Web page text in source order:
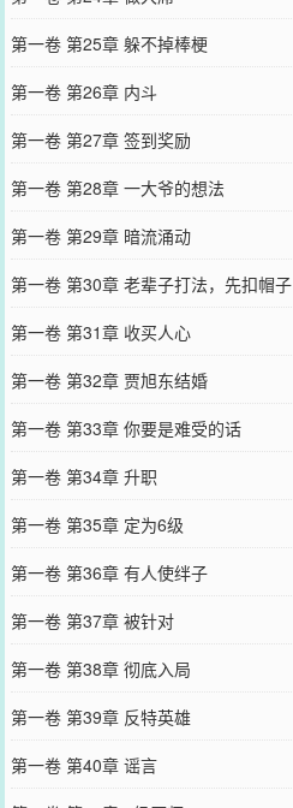
第一卷 第25章 躲不掉棒梗
第一卷 第26章 内斗
第一卷 第27章 签到奖励
第一卷 第28章 一大爷的想法
第一卷 第29章 暗流涌动
第一卷 第30章 老辈子打法，先扣帽子
第一卷 第31章 收买人心
第一卷 第32章 贾旭东结婚
第一卷 第33章 你要是难受的话
第一卷 第34章 升职
第一卷 第35章 定为6级
第一卷 第36章 有人使绊子
第一卷 第37章 被针对
第一卷 第38章 彻底入局
第一卷 第39章 反特英雄
第一卷 第40章 谣言